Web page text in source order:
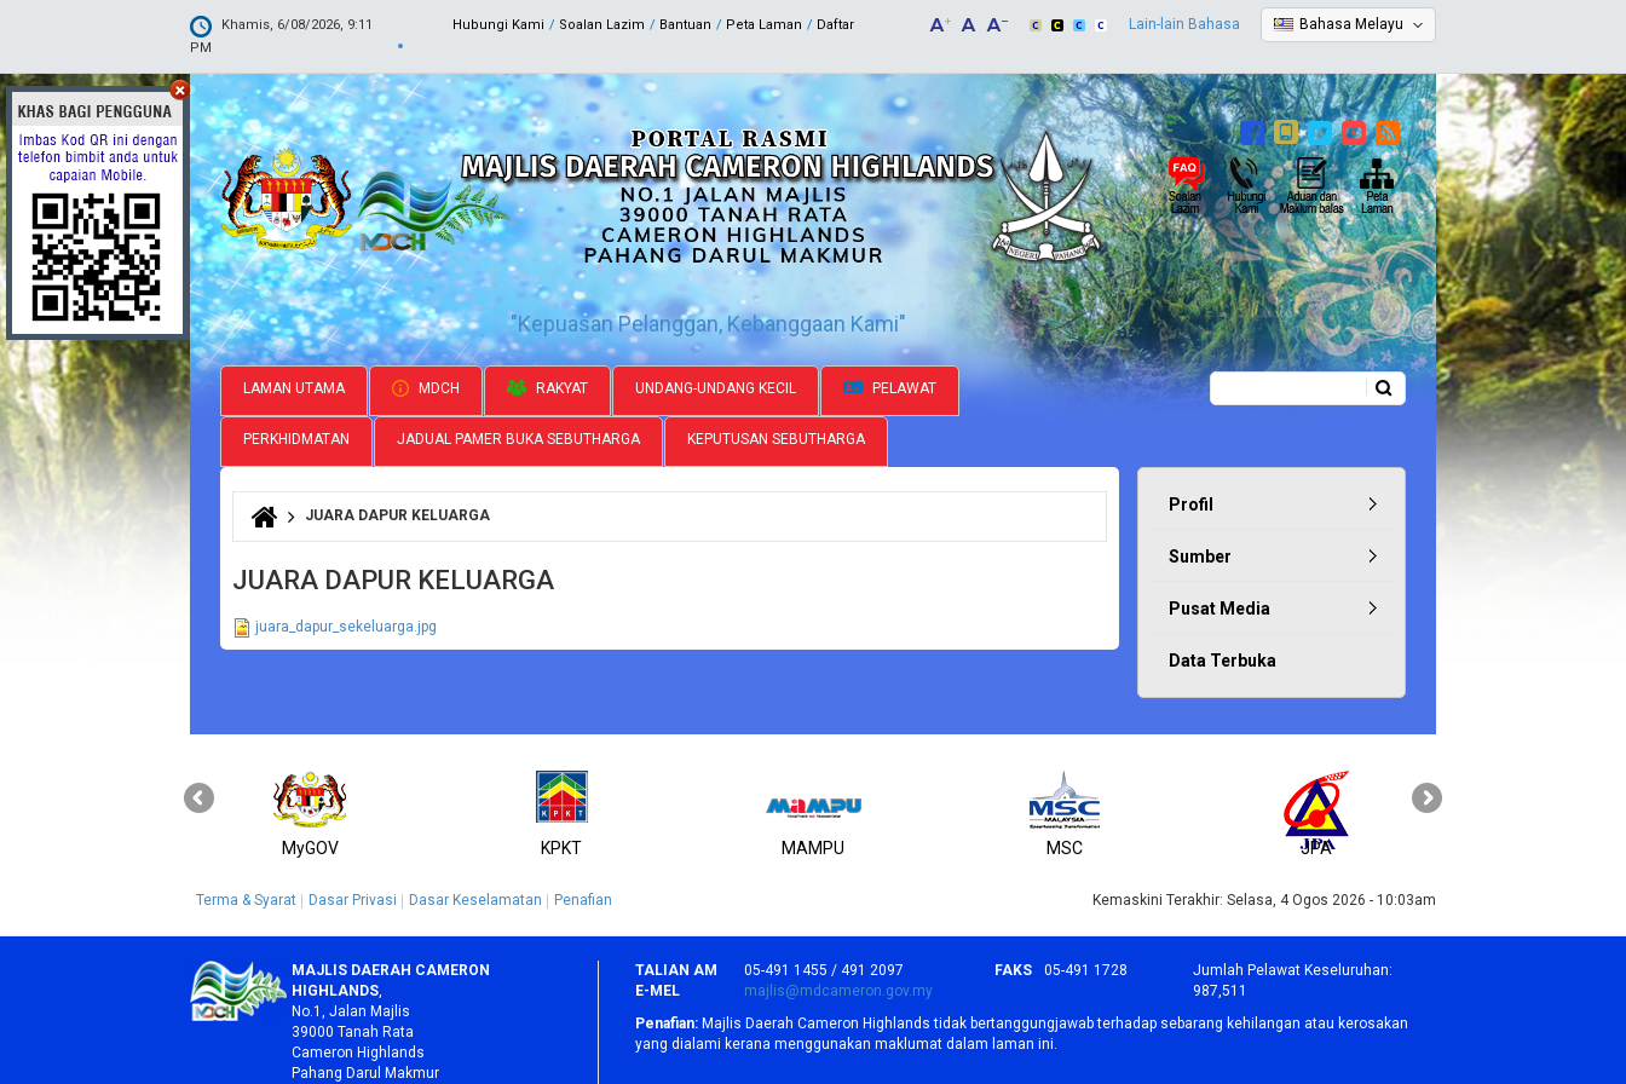
Khamis, 6/08/2026, 9:11
PM
Hubungi Kami Soalan Lazim Bantuan Peta Laman Daftar Bahasa Melayu
Lain-lain Bahasa
"Kepuasan Pelanggan, Kebanggaan Kami"
LAMAN UTAMA MDCH RAKYAT UNDANG-UNDANG KECIL PELAWAT
PERKHIDMATAN JADUAL PAMER BUKA SEBUTHARGA KEPUTUSAN SEBUTHARGA
Borang carian
Anda di siniJUARA DAPUR KELUARGA
JUARA DAPUR KELUARGA
juara_dapur_sekeluarga.jpg
Profil
Sumber
Pusat Media
Data Terbuka
MyGOV KPKT MAMPU MSC JPA
Terma & Syarat Dasar Privasi Dasar Keselamatan Penafian Kemaskini Terakhir: Selasa, 4 Ogos 2026 - 10:03am
MAJLIS DAERAH CAMERON
HIGHLANDS,
No.1, Jalan Majlis
39000 Tanah Rata
Cameron Highlands
Pahang Darul Makmur
TALIAN AM 05-491 1455 / 491 2097 FAKS
05-491 1728
E-MEL
majlis@mdcameron.gov.my
Jumlah Pelawat Keseluruhan:
987,511
Penafian: Majlis Daerah Cameron Highlands tidak bertanggungjawab terhadap sebarang kehilangan atau kerosakan
yang dialami kerana menggunakan maklumat dalam laman ini.